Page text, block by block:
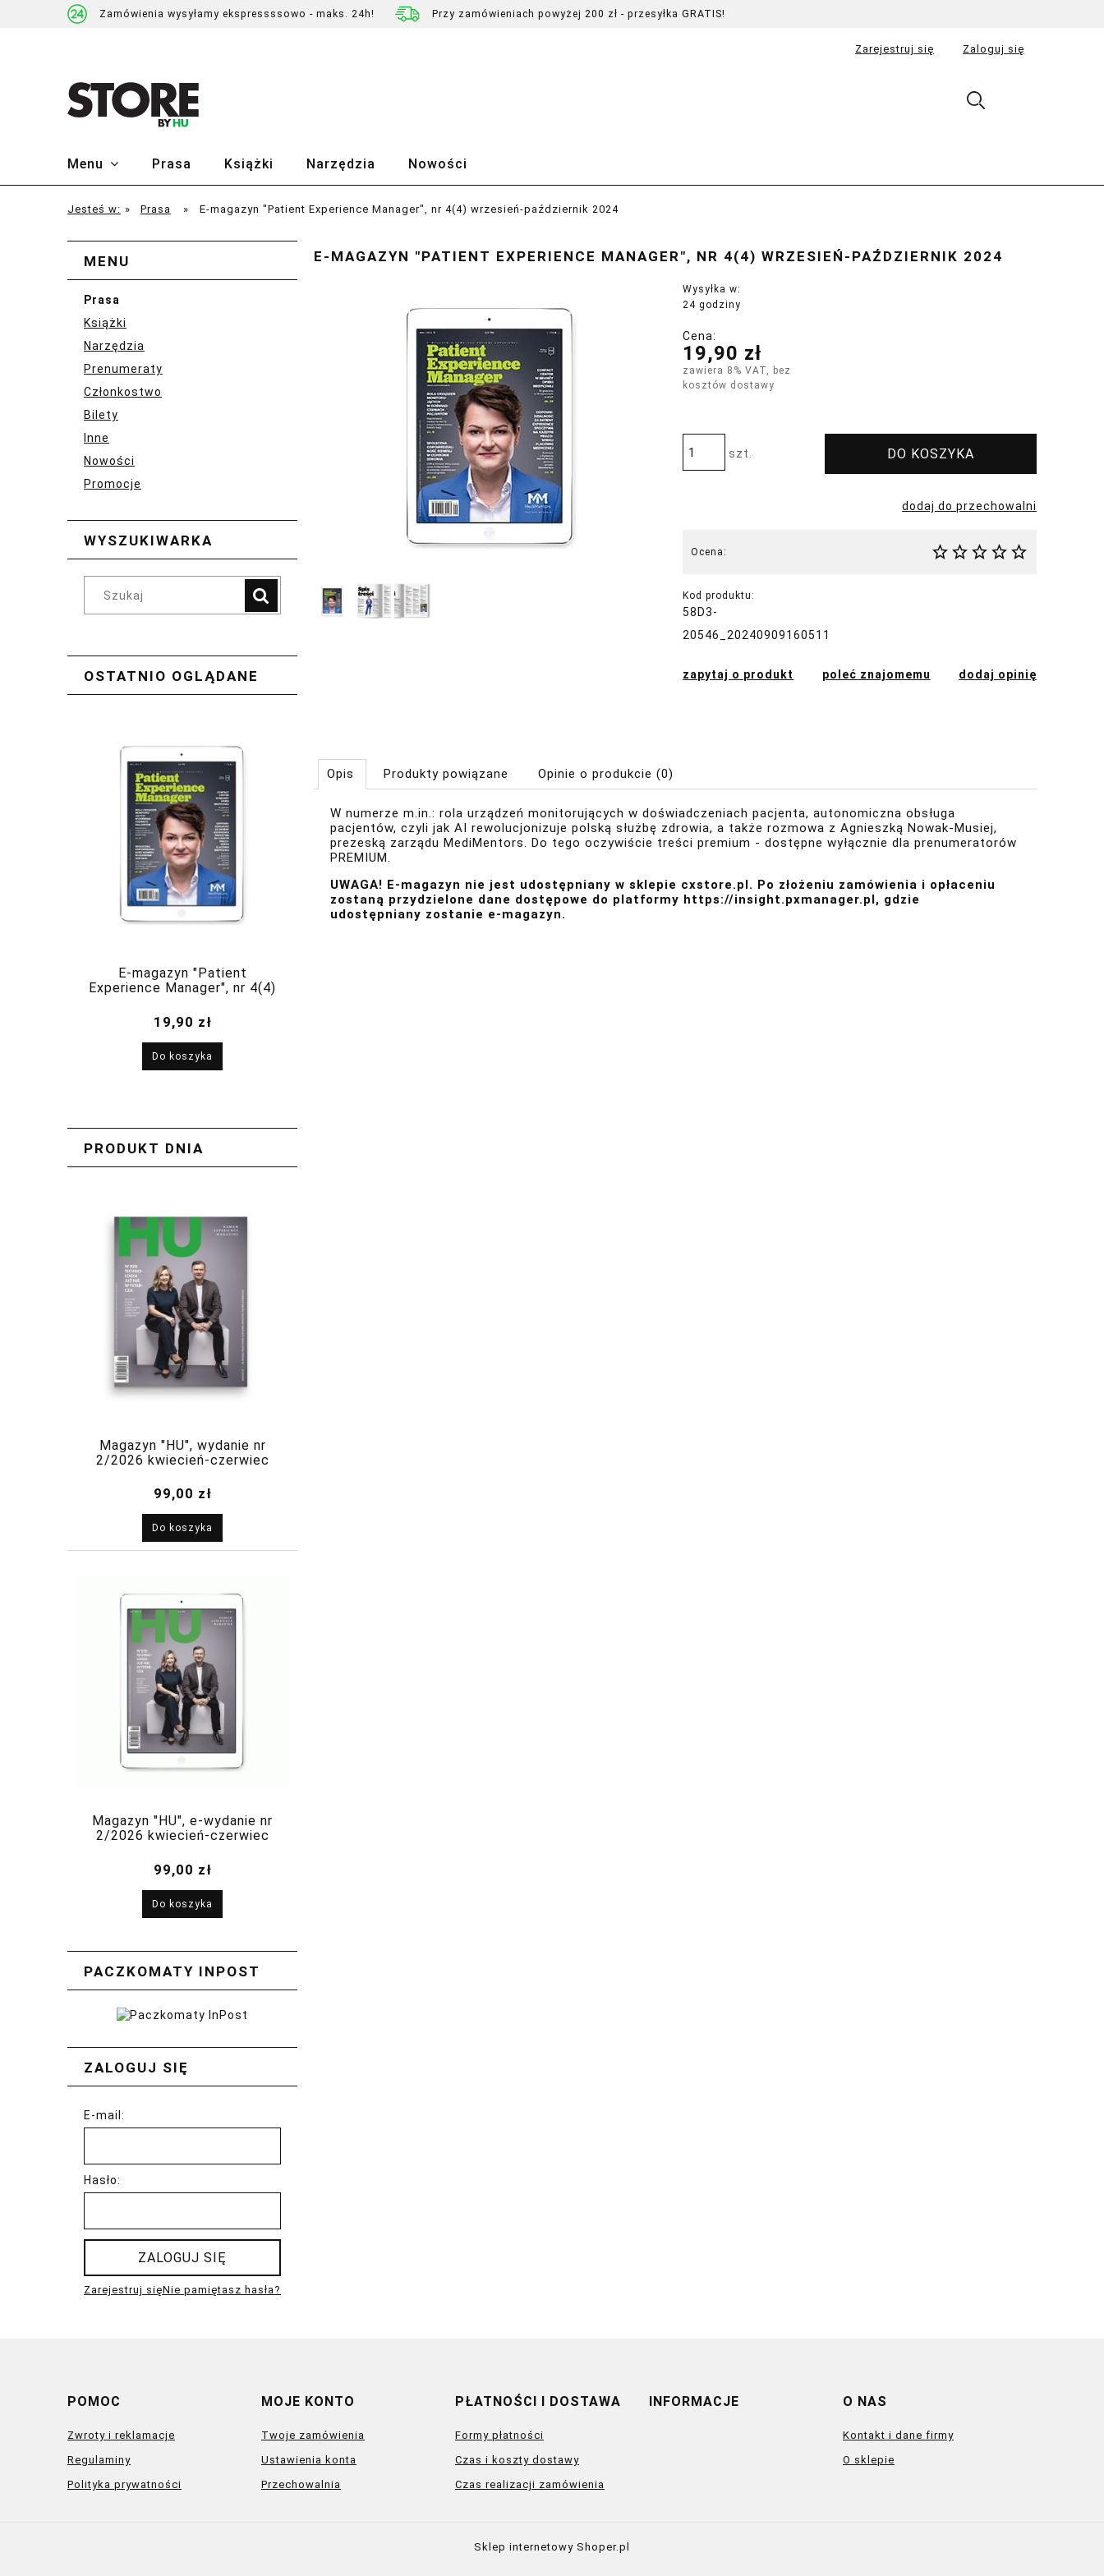
Zamówienia wysyłamy ekspressssowo - maks. 24h! Przy zamówieniach powyżej 200 zł - przesyłka GRATIS!
Zarejestruj się Zaloguj się
Menu Prasa Książki Narzędzia Nowości
Jesteś w: » Prasa » E-magazyn "Patient Experience Manager", nr 4(4) wrzesień-październik 2024
MENU
Prasa
Książki
Narzędzia
Prenumeraty
Członkostwo
Bilety
Inne
Nowości
Promocje
WYSZUKIWARKA
OSTATNIO OGLĄDANE
E-magazyn "Patient
Experience Manager", nr 4(4)
19,90 zł
Do koszyka
PRODUKT DNIA
Magazyn "HU", wydanie nr
2/2026 kwiecień-czerwiec
99,00 zł
Do koszyka
Magazyn "HU", e-wydanie nr
2/2026 kwiecień-czerwiec
99,00 zł
Do koszyka
PACZKOMATY INPOST
ZALOGUJ SIĘ
E-mail:
Hasło:
ZALOGUJ SIĘ
Nie pamiętasz hasła?
Zarejestruj się
E-MAGAZYN "PATIENT EXPERIENCE MANAGER", NR 4(4) WRZESIEŃ-PAŹDZIERNIK 2024
Wysyłka w:
24 godziny
Cena:
19,90 zł
zawiera 8% VAT, bez
kosztów dostawy
szt. DO KOSZYKA
dodaj do przechowalni
Ocena:
Kod produktu:
58D3-
20546_20240909160511
zapytaj o produkt poleć znajomemu dodaj opinię
Opis Produkty powiązane Opinie o produkcie (0)
W numerze m.in.: rola urządzeń monitorujących w doświadczeniach pacjenta, autonomiczna obsługa
pacjentów, czyli jak AI rewolucjonizuje polską służbę zdrowia, a także rozmowa z Agnieszką Nowak-Musiej,
prezeską zarządu MediMentors. Do tego oczywiście treści premium - dostępne wyłącznie dla prenumeratorów
PREMIUM.
UWAGA! E-magazyn nie jest udostępniany w sklepie cxstore.pl. Po złożeniu zamówienia i opłaceniu
zostaną przydzielone dane dostępowe do platformy https://insight.pxmanager.pl , gdzie
udostępniany zostanie e-magazyn.
POMOC
Zwroty i reklamacje
Regulaminy
Polityka prywatności
MOJE KONTO
Twoje zamówienia
Ustawienia konta
Przechowalnia
PŁATNOŚCI I DOSTAWA
Formy płatności
Czas i koszty dostawy
Czas realizacji zamówienia
INFORMACJE O NAS
Kontakt i dane firmy
O sklepie
Sklep internetowy Shoper.pl